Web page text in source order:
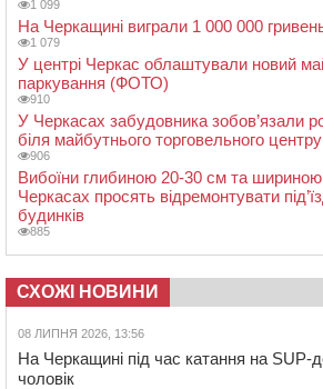
1 099
На Черкащині виграли 1 000 000
1 079
У центрі Черкас облаштували новий
паркування (ФОТО)
910
У Черкасах забудовника зобов’язали
біля майбутнього торговельного
906
Вибоїни глибиною 20-30 см та шириною
Черкасах просять відремонтувати
будинків
885
СХОЖІ НОВИНИ
08 ЛИПНЯ 2026, 13:56
На Черкащині під час катання на SUP-
чоловік